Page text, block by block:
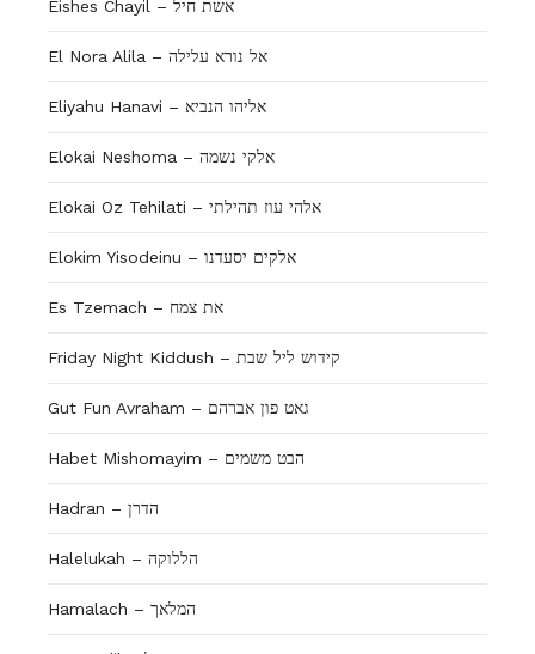
Eishes Chayil – אשת חיל
El Nora Alila – אל נורא עלילה
Eliyahu Hanavi – אליהו הנביא
Elokai Neshoma – אלקי נשמה
Elokai Oz Tehilati – אלהי עוז תהילתי
Elokim Yisodeinu – אלקים יסעדנו
Es Tzemach – את צמח
Friday Night Kiddush – קידוש ליל שבת
Gut Fun Avraham – גאט פון אברהם
Habet Mishomayim – הבט משמים
Hadran – הדרן
Halelukah – הללוקה
Hamalach – המלאך